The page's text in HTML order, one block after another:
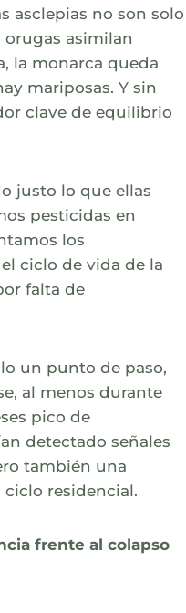
asclepias no son solo
orugas asimilan
la monarca queda
mariposas. Y sin
clave de equilibrio
justo lo que ellas
pesticidas en
los
ciclo de vida de la
falta de
un punto de paso,
al menos durante
pico de
detectado señales
también una
ciclo residencial.
frente al colapso